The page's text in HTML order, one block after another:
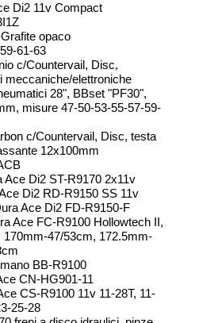
Di2 11v Compact
opaco
61-63
c/Countervail, Disc,
meccaniche/elettroniche
28", BBset "PF30",
misure 47-50-53-55-57-59-
c/Countervail, Disc, testa
12x100mm
Di2 ST-R9170 2x11v
Di2 RD-R9150 SS 11v
Ace Di2 FD-R9150-F
Ace FC-R9100 Hollowtech II,
170mm-47/53cm, 172.5mm-
BB-R9100
CN-HG901-11
CS-R9100 11v 11-28T, 11-
25-28